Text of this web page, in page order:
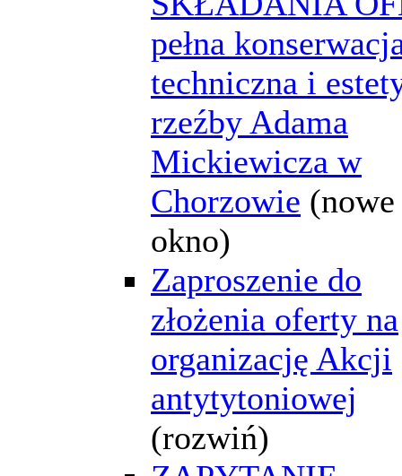
pełna
techniczna i
rzeźby Adama
Mickiewicza w
Chorzowie (nowe
okno)
Zaproszenie do
złożenia oferty na
organizację Akcji
antytytoniowej
(rozwiń)